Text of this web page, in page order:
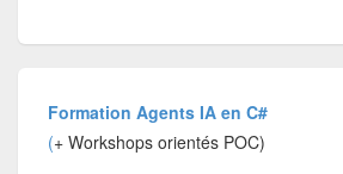
Formation Agents IA en C#
(+ Workshops orientés POC)